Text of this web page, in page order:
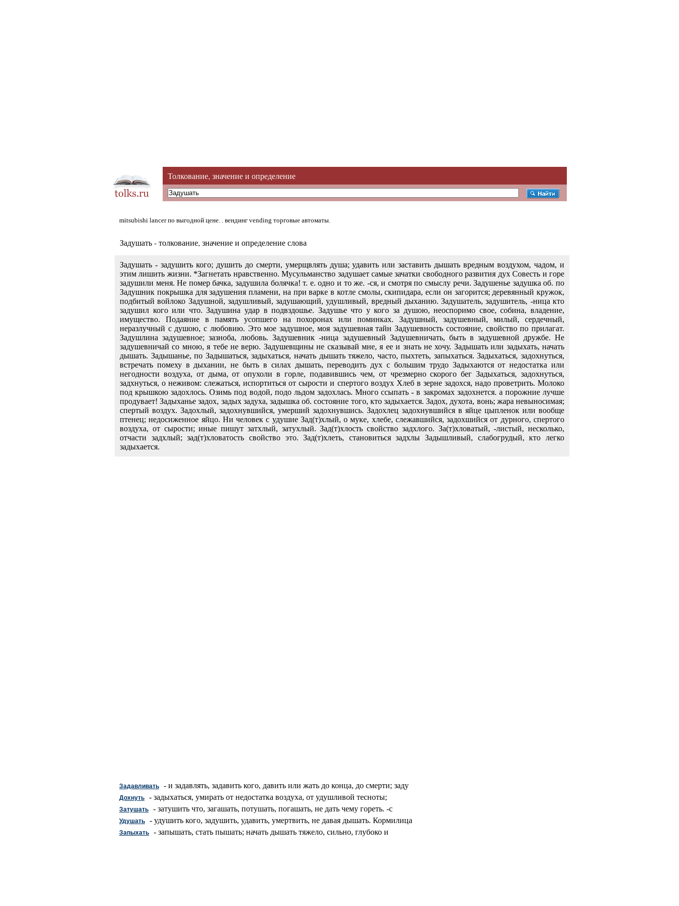
Толкование, значение и определение
mitsubishi lancer по выгодной цене. . вендинг vending торговые автоматы.
Задушать - толкование, значение и определение слова
Задушать - задушить кого; душить до смерти, умерщвлять душа; удавить или заставить дышать вредным воздухом, чадом, и
этим лишить жизни. *Загнетать нравственно. Мусульманство задушает самые зачатки свободного развития дух Совесть и горе
задушили меня. Не помер бачка, задушила болячка! т. е. одно и то же. -ся, и смотря по смыслу речи. Задушенье задушка об. по
Задушник покрышка для задушения пламени, на при варке в котле смолы, скипидара, если он загорится; деревянный кружок,
подбитый войлоко Задушной, задушливый, задушающий, удушливый, вредный дыханию. Задушатель, задушитель, -ница кто
задушил кого или что. Задушина удар в подвздошье. Задушье что у кого за душою, неоспоримо свое, собина, владение,
имущество. Подаяние в память усопшего на похоронах или поминках. Задушный, задушевный, милый, сердечный,
неразлучный с душою, с любовию. Это мое задушное, моя задушевная тайн Задушевность состояние, свойство по прилагат.
Задушлина задушевное; зазноба, любовь. Задушевник -ница задушевный Задушевничать, быть в задушевной дружбе. Не
задушевничай со мною, я тебе не верю. Задушевщины не сказывай мне, я ее и знать не хочу. Задышать или задыхать, начать
дышать. Задышанье, по Задышаться, задыхаться, начать дышать тяжело, часто, пыхтеть, запыхаться. Задыхаться, задохнуться,
встречать помеху в дыхании, не быть в силах дышать, переводить дух с большим трудо Задыхаются от недостатка или
негодности воздуха, от дыма, от опухоли в горле, подавившись чем, от чрезмерно скорого бег Задыхаться, задохнуться,
задхнуться, о неживом: слежаться, испортиться от сырости и спертого воздух Хлеб в зерне задохся, надо проветрить. Молоко
под крышкою задохлось. Озимь под водой, подо льдом задохлась. Много ссыпать - в закромах задохнется. а порожние лучше
продувает! Задыханье задох, задых задуха, задышка об. состояние того, кто задыхается. Задох, духота, вонь; жара невыносимая;
спертый воздух. Задохлый, задохнувшийся, умерший задохнувшись. Задохлец задохнувшийся в яйце цыпленок или вообще
птенец; недосиженное яйцо. Ни человек с удушие Зад(т)хлый, о муке, хлебе, слежавшийся, задохшийся от дурного, спертого
воздуха, от сырости; иные пишут затхлый, затухлый. Зад(т)хлость свойство задхлого. За(т)хловатый, -листый, несколько,
отчасти задхлый; зад(т)хловатость свойство это. Зад(т)хлеть, становиться задхлы Задышливый, слабогрудый, кто легко
задыхается.
Задавливать - и задавлять, задавить кого, давить или жать до конца, до смерти; заду
Дохнуть - задыхаться, умирать от недостатка воздуха, от удушливой тесноты;
Затушать - затушить что, загашать, потушать, погашать, не дать чему гореть. -с
Удушать - удушить кого, задушить, удавить, умертвить, не давая дышать. Кормилица
Запыхать - запышать, стать пышать; начать дышать тяжело, сильно, глубоко и